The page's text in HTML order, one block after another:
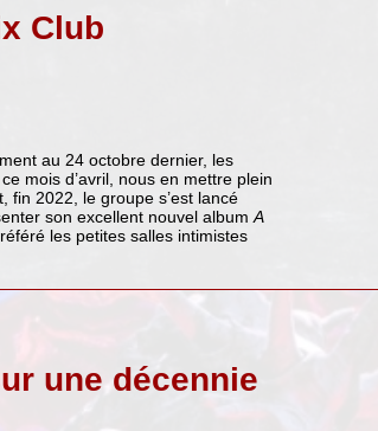
Club
au 24 octobre dernier, les
mois d’avril, nous en mettre plein
fin 2022, le groupe s’est lancé
son excellent nouvel albumA
les petites salles intimistes
une décennie